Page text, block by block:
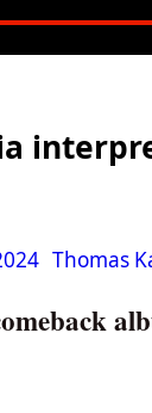
Thomas